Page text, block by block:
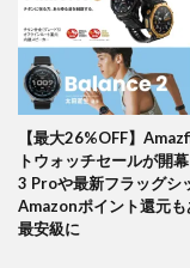
【最大26%OFF】
トウォッチセールが開
3 Proや最新フラッグシ
Amazonポイント還元も
最安級に